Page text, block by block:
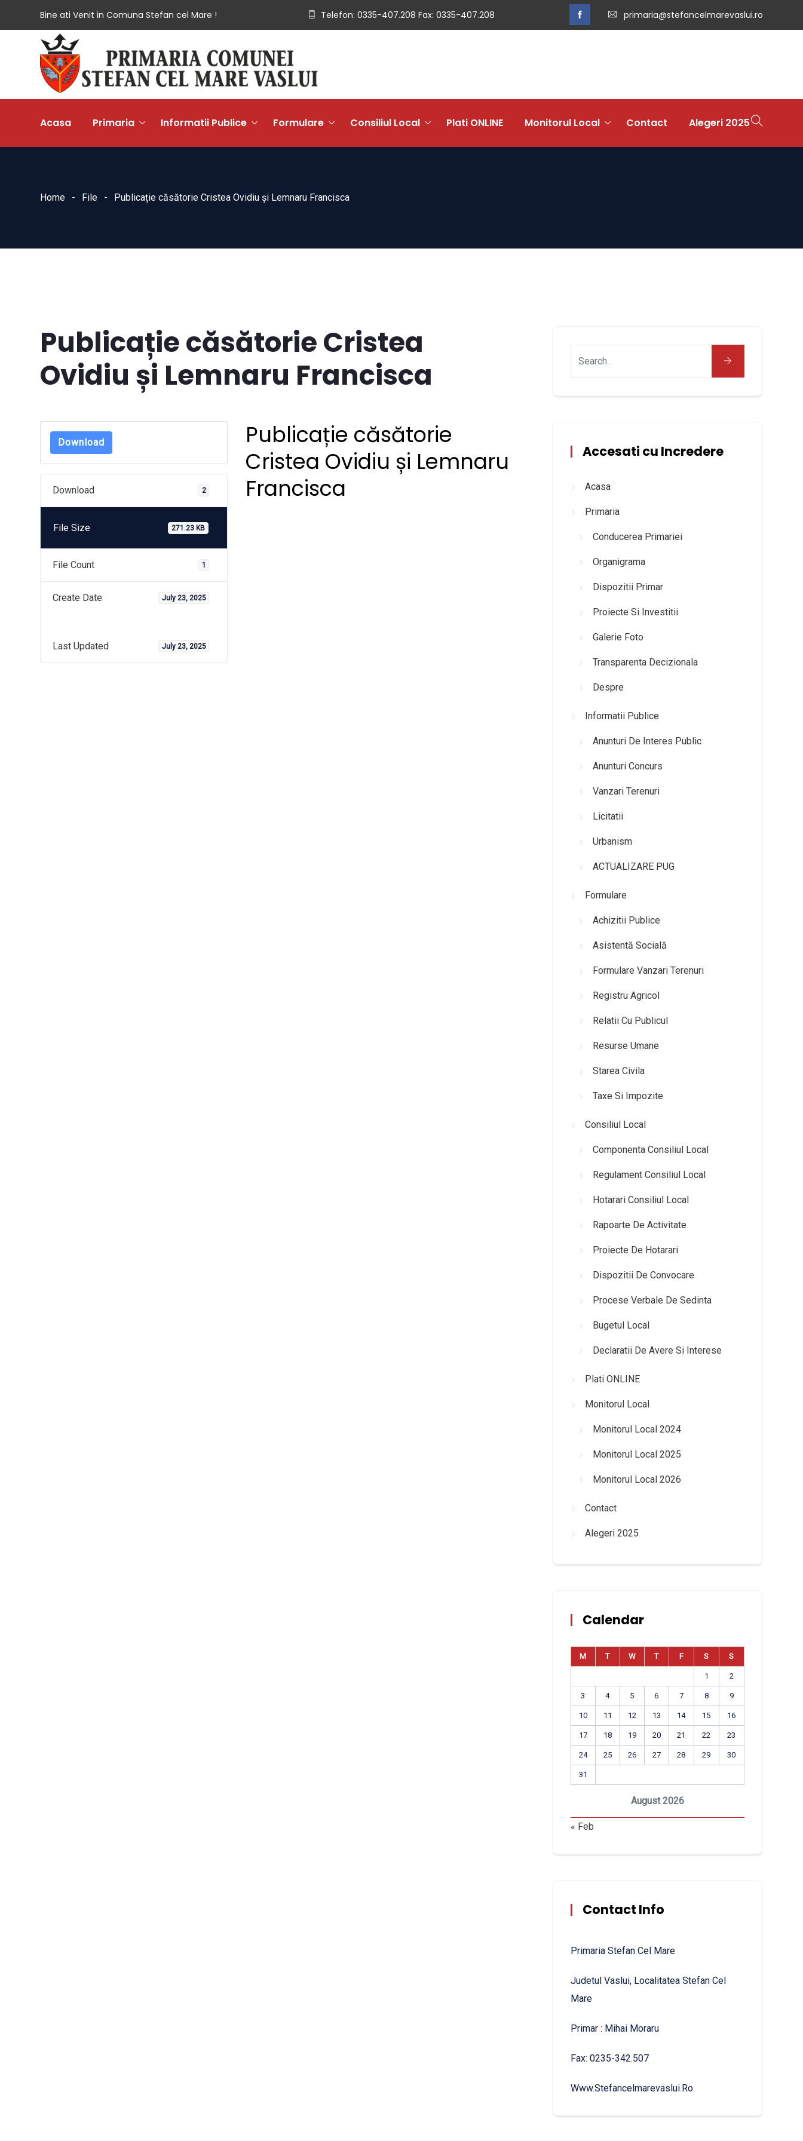
Bine ati Venit in Comuna Stefan cel Mare ! Telefon: 0335-407.208 Fax: 0335-407.208 primaria@stefancelmarevaslui.ro
Acasa Primaria Informatii Publice Formulare Consiliul Local Plati ONLINE Monitorul Local Contact Alegeri 2025
Home File Publicație căsătorie Cristea Ovidiu și Lemnaru Francisca
Publicație căsătorie Cristea
Ovidiu și Lemnaru Francisca
Download
Download 2
File Size 271.23 KB
File Count 1
Create Date July 23, 2025
Last Updated July 23, 2025
Publicație căsătorie
Cristea Ovidiu și Lemnaru
Francisca
Accesati cu Incredere
Acasa
Primaria
Conducerea Primariei
Organigrama
Dispozitii Primar
Proiecte Si Investitii
Galerie Foto
Transparenta Decizionala
Despre
Informatii Publice
Anunturi De Interes Public
Anunturi Concurs
Vanzari Terenuri
Licitatii
Urbanism
ACTUALIZARE PUG
Formulare
Achizitii Publice
Asistentă Socială
Formulare Vanzari Terenuri
Registru Agricol
Relatii Cu Publicul
Resurse Umane
Starea Civila
Taxe Si Impozite
Consiliul Local
Componenta Consiliul Local
Regulament Consiliul Local
Hotarari Consiliul Local
Rapoarte De Activitate
Proiecte De Hotarari
Dispozitii De Convocare
Procese Verbale De Sedinta
Bugetul Local
Declaratii De Avere Si Interese
Plati ONLINE
Monitorul Local
Monitorul Local 2024
Monitorul Local 2025
Monitorul Local 2026
Contact
Alegeri 2025
Calendar
August 2026
M T W T F S S
1 2
3 4 5 6 7 8 9
10 11 12 13 14 15 16
17 18 19 20 21 22 23
24 25 26 27 28 29 30
31
« Feb
Contact Info
Primaria Stefan Cel Mare
Judetul Vaslui, Localitatea Stefan Cel
Mare
Primar : Mihai Moraru
Fax: 0235-342.507
Www.stefancelmarevaslui.ro